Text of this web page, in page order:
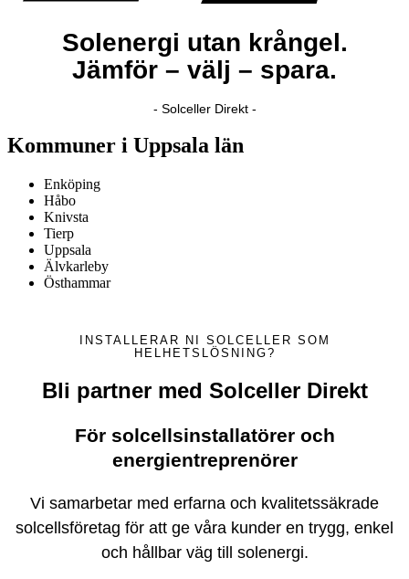
Solenergi utan krångel.
Jämför – välj – spara.
- Solceller Direkt -
Kommuner i Uppsala län
Enköping
Håbo
Knivsta
Tierp
Uppsala
Älvkarleby
Östhammar
INSTALLERAR NI SOLCELLER SOM
HELHETSLÖSNING?
Bli partner med Solceller Direkt
För solcellsinstallatörer och
energientreprenörer
Vi samarbetar med erfarna och kvalitetssäkrade
solcellsföretag för att ge våra kunder en trygg, enkel
och hållbar väg till solenergi.